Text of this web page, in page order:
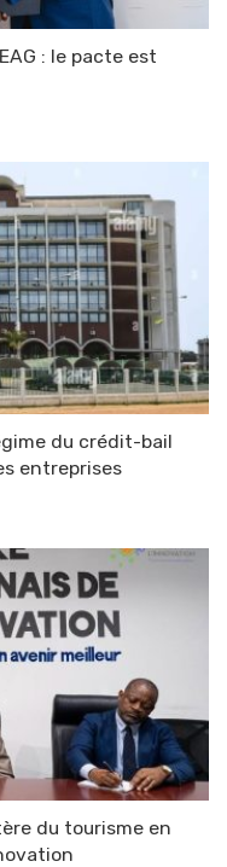
: le pacte est
du crédit-bail
entreprises
du tourisme en